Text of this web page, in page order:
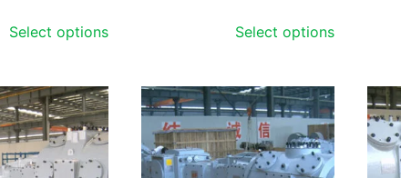
Select options
Select options